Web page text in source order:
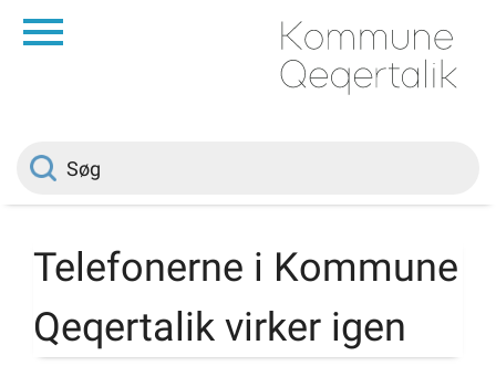
Borger
Politik
Om kommunen
Telefonerne i Kommune
Qeqertalik virker igen